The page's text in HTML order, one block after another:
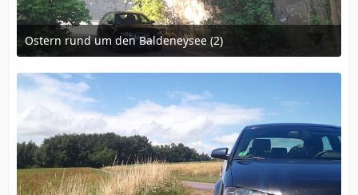
Ostern rund um den Baldeneysee (2)
23. Juli 2011 um 08:54
1